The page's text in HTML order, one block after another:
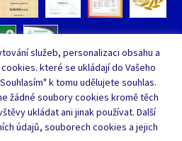
služeb, personalizaci obsahu a
které se ukládají do Vašeho
k tomu udělujete souhlas.
žádné soubory cookies kromě těch
ukládat ani jinak používat. Další
údajů, souborech cookies a jejich